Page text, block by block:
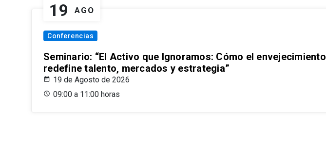
19 AGO
Conferencias
Seminario: “El Activo que Ignoramos: Cómo el envejecimiento
redefine talento, mercados y estrategia”
19 de Agosto de 2026
09:00 a 11:00 horas